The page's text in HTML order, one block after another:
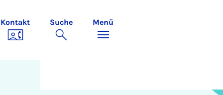
Kontakt Suche Menü